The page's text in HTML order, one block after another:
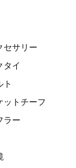
セサリー
タイ
ト
ットチーフ
ラー